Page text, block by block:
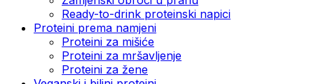
Ready-to-drink proteinski napici
Proteini prema namjeni
Proteini za mišiće
Proteini za mršavljenje
Proteini za žene